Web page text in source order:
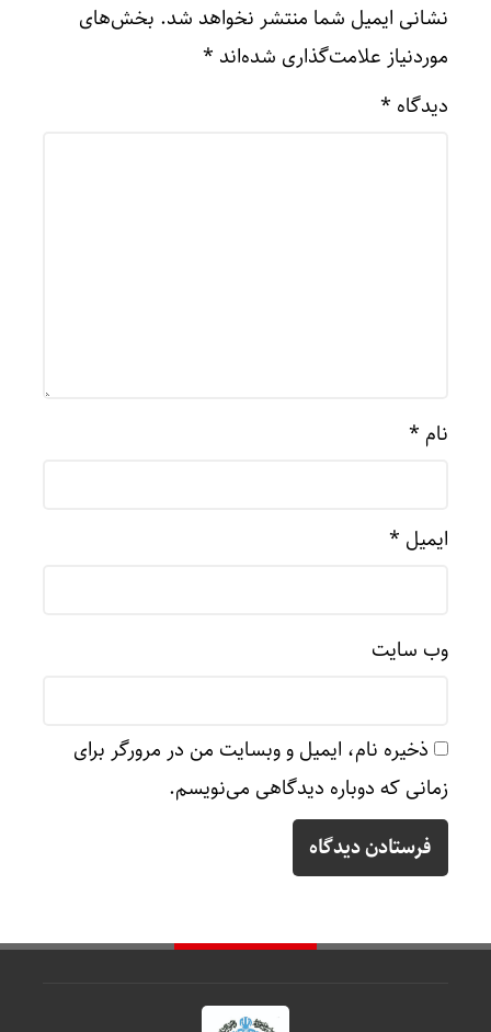
نشانی ایمیل شما منتشر نخواهد شد. بخش‌های
موردنیاز علامت‌گذاری شده‌اند *
دیدگاه *
نام *
ایمیل *
وب‌ سایت
ذخیره نام، ایمیل و وبسایت من در مرورگر برای
زمانی که دوباره دیدگاهی می‌نویسم.